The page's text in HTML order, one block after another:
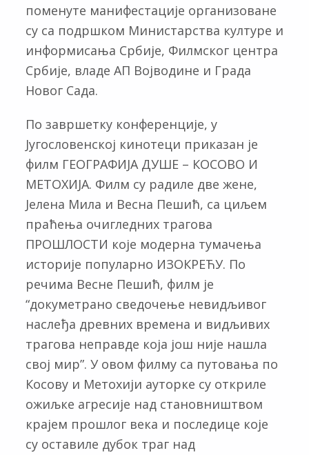
поменуте манифестације организоване
су са подршком Министарства културе и
информисања Србије, Филмског центра
Србије, владе АП Војводине и Града
Новог Сада.
По завршетку конференције, у
Југословенској кинотеци приказан је
филм ГЕОГРАФИЈА ДУШЕ – КОСОВО И
МЕТОХИЈА. Филм су радиле две жене,
Јелена Мила и Весна Пешић, са циљем
праћења очигледних трагова
ПРОШЛОСТИ којe модерна тумачења
историје популарно ИЗОКРЕЋУ. По
речима Весне Пешић, филм је
“докуметрано сведочење невидљивог
наслеђа древних времена и видљивих
трагова неправде која још није нашла
свој мир”. У овом филму са путовања по
Косову и Метохији ауторке су откриле
ожиљке агресије над становништвом
крајем прошлог века и последице које
су оставиле дубок траг над